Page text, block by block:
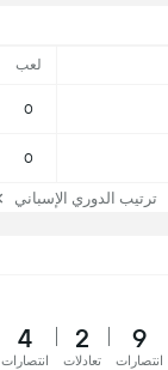
لعب
0
0
ترتيب الدوري الإسباني
9
انتصارات
2
تعادلات
4
انتصارات